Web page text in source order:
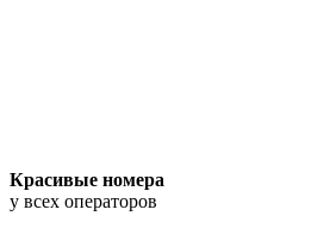
Красивые номера
у всех операторов